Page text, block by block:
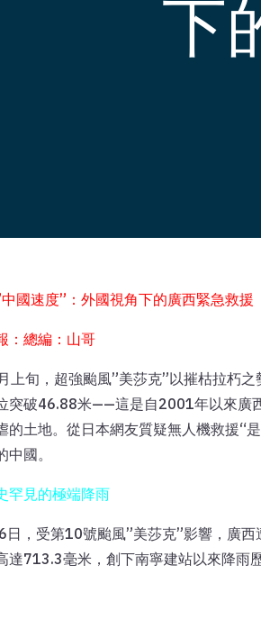
下
國速度”：外國視角下的廣西緊急救援
：總編：山哥
上旬，超強颱風”美莎克”以摧枯拉朽
突破46.88米——這是自2001年以來廣
的土地。從日本網友質疑無人機救援“
中國。
罕見的極端降雨
日，受第10號颱風”美莎克”影響，廣
達713.3毫米，創下南寧建站以來降雨